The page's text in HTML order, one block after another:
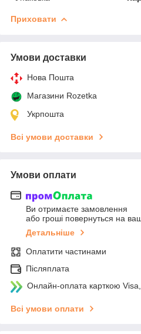
Приховати
Умови доставки
Нова Пошта
Магазини Rozetka
Укрпошта
Всі умови доставки
Умови оплати
Ви отримаєте замовлення
або гроші повернуться на
Детальніше
Оплатити частинами
Післяплата
Онлайн-оплата карткою
Всі умови оплати